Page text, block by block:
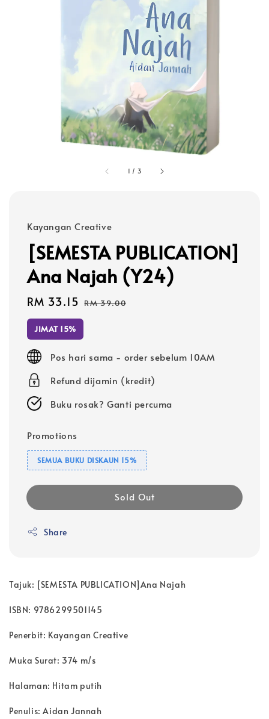
1 / 3
Kayangan Creative
[SEMESTA PUBLICATION]
Ana Najah (Y24)
Sale
price
RM 33.15 Regular
RM 39.00
JIMAT 15%
Pos hari sama - order sebelum 10AM
Refund dijamin (kredit)
Buku rosak? Ganti percuma
Promotions
SEMUA BUKU DISKAUN 15%
Sold Out
Share
Tajuk: [SEMESTA PUBLICATION]Ana Najah
ISBN: 9786299501145
Penerbit: Kayangan Creative
Muka Surat: 374 m/s
Halaman: Hitam putih
Penulis: Aidan Jannah